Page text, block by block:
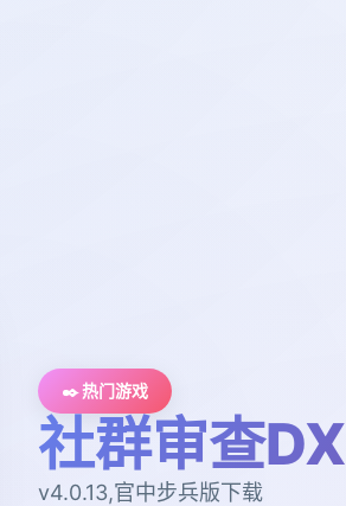
✒️ 热门游戏
社群审查DX
v4.0.13,官中步兵版下载